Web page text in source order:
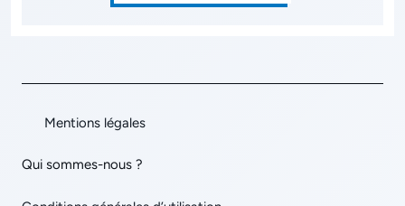
Mentions légales
Qui sommes-nous ?